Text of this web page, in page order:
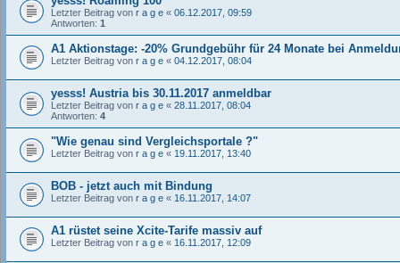
Letzter Beitrag von r a g e « 06.12.2017, 09:59
Antworten: 1
A1 Aktionstage: -20% Grundgebühr für 24 Monate bei
Letzter Beitrag von r a g e « 04.12.2017, 08:04
yesss! Austria bis 30.11.2017 anmeldbar
Letzter Beitrag von r a g e « 28.11.2017, 08:04
Antworten: 4
"Wie genau sind Vergleichsportale ?"
Letzter Beitrag von r a g e « 19.11.2017, 13:40
BOB - jetzt auch mit Bindung
Letzter Beitrag von r a g e « 16.11.2017, 14:07
A1 rüstet seine Xcite-Tarife massiv auf
Letzter Beitrag von r a g e « 16.11.2017, 12:09